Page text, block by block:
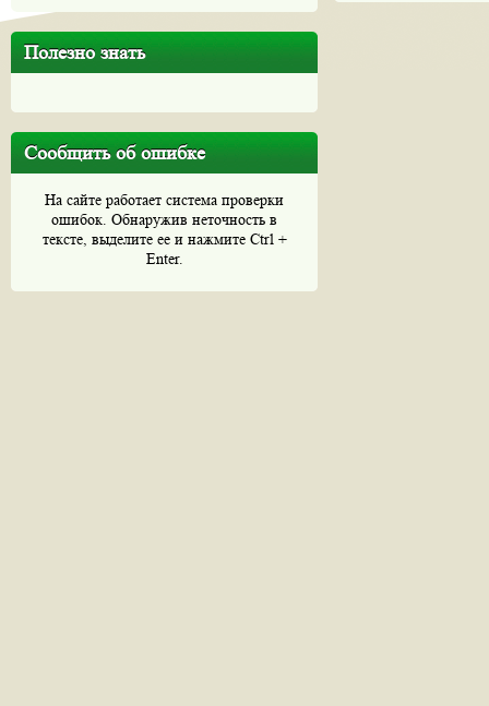
Полезно знать
Сообщить об ошибке
На сайте работает система проверки
ошибок. Обнаружив неточность в
тексте, выделите ее и нажмите Ctrl +
Enter.